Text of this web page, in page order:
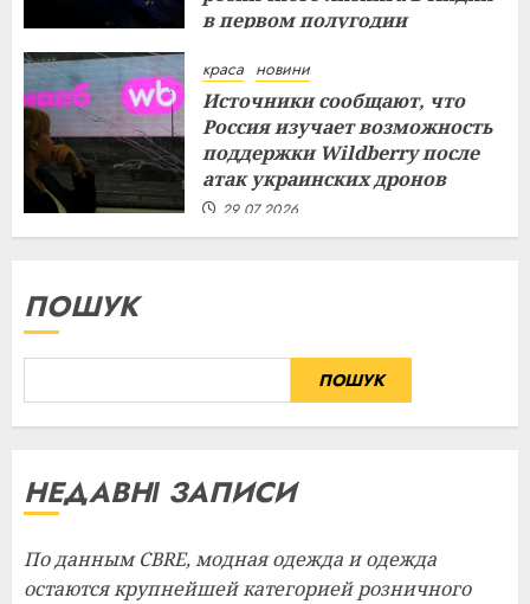
в первом полугодии
краса новини
Источники сообщают, что
Россия изучает возможность
поддержки Wildberry после
атак украинских дронов
29.07.2026
ПОШУК
ПОШУК
НЕДАВНІ ЗАПИСИ
По данным CBRE, модная одежда и одежда
остаются крупнейшей категорией розничного